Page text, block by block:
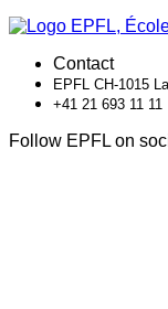
Contact
EPFL CH-1015
+41 21 693 11 11
Follow EPFL on